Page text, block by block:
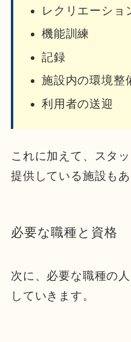
レクリエーショ
機能訓練
記録
施設内の環境整
利用者の送迎
これに加えて、スタ
提供している施設もあ
必要な職種と資格
次に、必要な職種の
していきます。